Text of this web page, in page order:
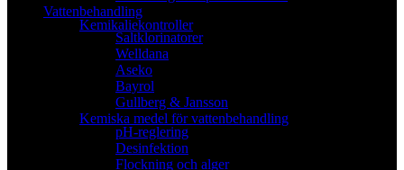
Vattenbehandling
Kemikaliekontroller
Saltklorinatorer
Welldana
Aseko
Bayrol
Gullberg & Jansson
Kemiska medel för vattenbehandling
pH-reglering
Desinfektion
Flockning och alger